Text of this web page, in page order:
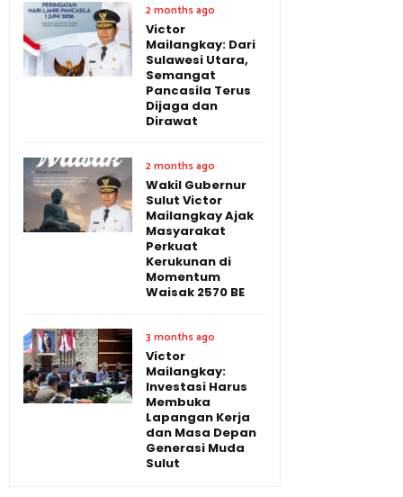
2 months ago
Victor
Mailangkay: Dari
Sulawesi Utara,
Semangat
Pancasila Terus
Dijaga dan
Dirawat
2 months ago
Wakil Gubernur
Sulut Victor
Mailangkay Ajak
Masyarakat
Perkuat
Kerukunan di
Momentum
Waisak 2570 BE
3 months ago
Victor
Mailangkay:
Investasi Harus
Membuka
Lapangan Kerja
dan Masa Depan
Generasi Muda
Sulut